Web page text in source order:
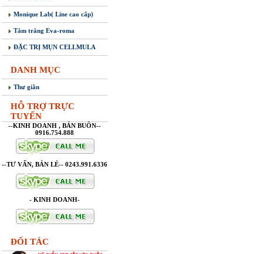
Monique Lab( Line cao cấp)
Tắm trắng Eva-roma
ĐẶC TRỊ MỤN CELLMULA
DANH MỤC
Thư giãn
HỖ TRỢ TRỰC
TUYẾN
--KINH DOANH , BÁN BUÔN--
0916.754.888
--TƯ VẤN, BÁN LẺ-- 0243.991.6336
- KINH DOANH-
ĐỐI TÁC